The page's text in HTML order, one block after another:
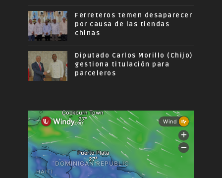
Ferreteros temen desaparecer
por causa de las tiendas
chinas
Diputado Carlos Morillo (Chijo)
gestiona titulación para
parceleros